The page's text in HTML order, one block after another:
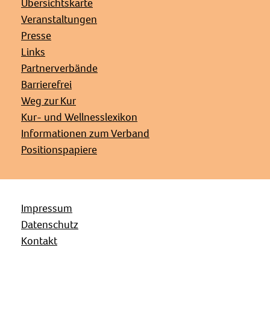
Veranstaltungen
Presse
Links
Partnerverbände
Barrierefrei
Weg zur Kur
Kur- und Wellnesslexikon
Informationen zum Verband
Positionspapiere
Impressum
Datenschutz
Kontakt